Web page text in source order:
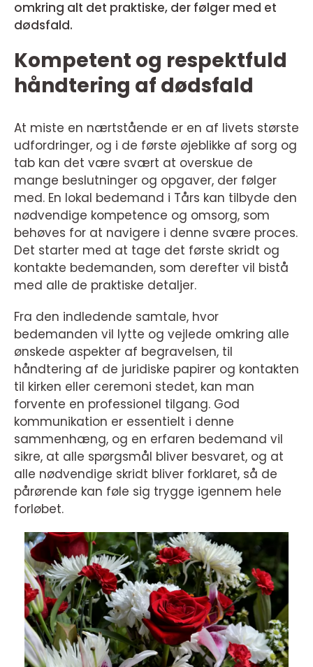
omkring alt det praktiske, der følger med et
dødsfald.
Kompetent og respektfuld
håndtering af dødsfald
At miste en nærtstående er en af livets største
udfordringer, og i de første øjeblikke af sorg og
tab kan det være svært at overskue de
mange beslutninger og opgaver, der følger
med. En lokal bedemand i Tårs kan tilbyde den
nødvendige kompetence og omsorg, som
behøves for at navigere i denne svære proces.
Det starter med at tage det første skridt og
kontakte bedemanden, som derefter vil bistå
med alle de praktiske detaljer.
Fra den indledende samtale, hvor
bedemanden vil lytte og vejlede omkring alle
ønskede aspekter af begravelsen, til
håndtering af de juridiske papirer og kontakten
til kirken eller ceremoni stedet, kan man
forvente en professionel tilgang. God
kommunikation er essentielt i denne
sammenhæng, og en erfaren bedemand vil
sikre, at alle spørgsmål bliver besvaret, og at
alle nødvendige skridt bliver forklaret, så de
pårørende kan føle sig trygge igennem hele
forløbet.